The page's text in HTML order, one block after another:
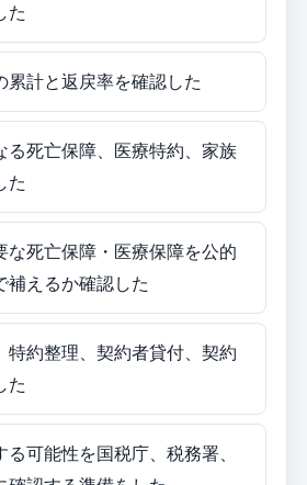
た
累計と返戻率を確認した
る死亡保障、医療特約、家族
た
な死亡保障・医療保障を公的
補えるか確認した
特約整理、契約者貸付、契約
た
可能性を国税庁、税務署、